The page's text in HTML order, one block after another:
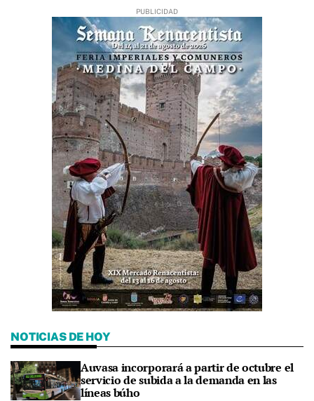
NOTICIAS DE HOY
Auvasa incorporará a partir de octubre el
servicio de subida a la demanda en las
líneas búho